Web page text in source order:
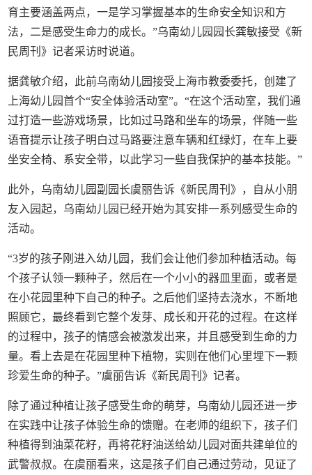
育主要涵盖两点，一是学习掌握基本的生命安全知识和方
法，二是感受生命力的成长。”乌南幼儿园园长龚敏接受《新
民周刊》记者采访时说道。
据龚敏介绍，此前乌南幼儿园接受上海市教委委托，创建了
上海幼儿园首个“安全体验活动室”。“在这个活动室，我们通
过打造一些游戏场景，比如过马路和坐车的场景，伴随一些
语音提示让孩子明白过马路要注意车辆和红绿灯，在车上要
坐安全椅、系安全带，以此学习一些自我保护的基本技能。”
此外，乌南幼儿园副园长虞丽告诉《新民周刊》，自从小朋
友入园起，乌南幼儿园已经开始为其安排一系列感受生命的
活动。
“3岁的孩子刚进入幼儿园，我们会让他们参加种植活动。每
个孩子认领一颗种子，然后在一个小小的器皿里面，或者是
在小花园里种下自己的种子。之后他们坚持去浇水，不断地
照顾它，最终看到它整个发芽、成长和开花的过程。在这样
的过程中，孩子的情感会被激发出来，并且感受到生命的力
量。看上去是在花园里种下植物，实则在他们心里埋下一颗
珍爱生命的种子。”虞丽告诉《新民周刊》记者。
除了通过种植让孩子感受生命的萌芽，乌南幼儿园还进一步
在实践中让孩子体验生命的馈赠。在老师的组织下，孩子们
种植得到油菜花籽，再将花籽油送给幼儿园对面共建单位的
武警叔叔。在虞丽看来，这是孩子们自己通过劳动，见证了